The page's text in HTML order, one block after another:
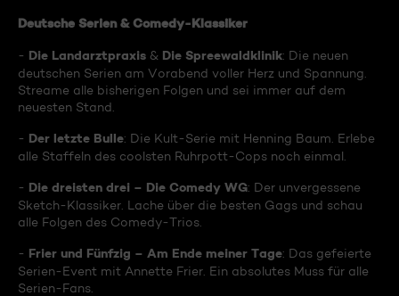
Deutsche Serien & Comedy-Klassiker
- Die Landarztpraxis & Die Spreewaldklinik: Die neuen
deutschen Serien am Vorabend voller Herz und Spannung.
Streame alle bisherigen Folgen und sei immer auf dem
neuesten Stand.
- Der letzte Bulle: Die Kult-Serie mit Henning Baum. Erlebe
alle Staffeln des coolsten Ruhrpott-Cops noch einmal.
- Die dreisten drei – Die Comedy WG: Der unvergessene
Sketch-Klassiker. Lache über die besten Gags und schau
alle Folgen des Comedy-Trios.
- Frier und Fünfzig – Am Ende meiner Tage: Das gefeierte
Serien-Event mit Annette Frier. Ein absolutes Muss für alle
Serien-Fans.